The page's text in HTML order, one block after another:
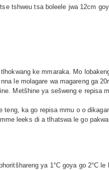
tshweu tsa boleele jwa 12cm
ke mmaraka. Mo
le molagare wa magareng ga
Metšhine ya sešweng e
ka go repisa mmu o o
leeks di a tlhatswa le go
ya 1°C goya go 2°C le